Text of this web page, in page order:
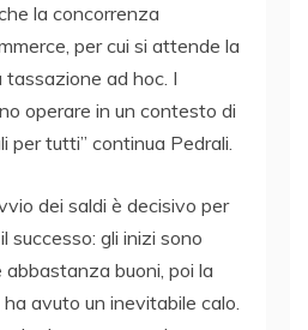
la concorrenza
per cui si attende la
ad hoc. I
operare in un contesto di
per tutti” continua Pedrali.
dei saldi è decisivo per
successo: gli inizi sono
buoni, poi la
avuto un inevitabile calo.